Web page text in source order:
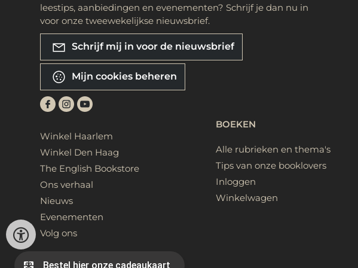
leestips, aanbiedingen en evenementen? Schrijf je dan nu in
voor onze tweewekelijkse nieuwsbrief.
Schrijf mij in voor de nieuwsbrief
Mijn cookies beheren
Winkel Haarlem
Winkel Den Haag
The English Bookstore
Ons verhaal
Nieuws
Evenementen
Volg ons
BOEKEN
Alle rubrieken en thema's
Tips van onze booklovers
Inloggen
Winkelwagen